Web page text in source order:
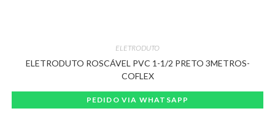
ELETRODUTO
ELETRODUTO ROSCÁVEL PVC 1-1/2 PRETO 3METROS-
COFLEX
PEDIDO VIA WHATSAPP